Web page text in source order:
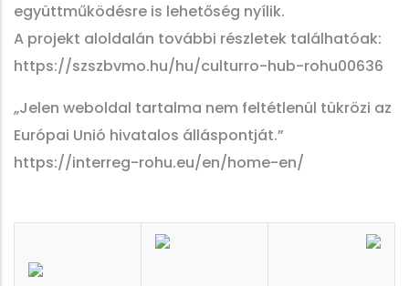
együttműködésre is lehetőség nyílik.
A projekt aloldalán további részletek találhatóak:
https://szszbvmo.hu/hu/culturro-hub-rohu00636
„Jelen weboldal tartalma nem feltétlenül tükrözi az
Európai Unió hivatalos álláspontját.”
https://interreg-rohu.eu/en/home-en/